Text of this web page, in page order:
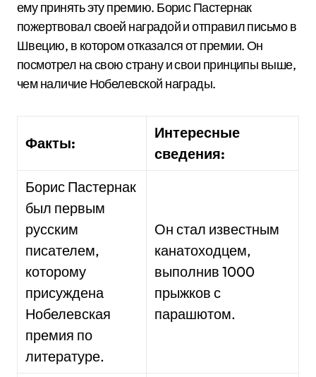
ему принять эту премию. Борис Пастернак
пожертвовал своей наградой и отправил письмо в
Швецию, в котором отказался от премии. Он
посмотрел на свою страну и свои принципы выше,
чем наличие Нобелевской награды.
Факты:
Интересные
сведения:
Борис Пастернак
был первым
русским
писателем,
которому
присуждена
Нобелевская
премия по
литературе.
Он стал известным
канатоходцем,
выполнив 1000
прыжков с
парашютом.